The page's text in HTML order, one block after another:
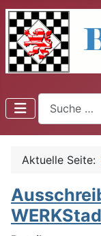
Suchen
Aktuelle Seite: